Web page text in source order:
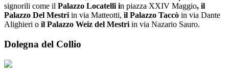
signorili come il Palazzo Locatelli in piazza XXIV Maggio, il
Palazzo Del Mestri in via Matteotti, il Palazzo Taccò in via Dante
Alighieri o il Palazzo Weiz del Mestri in via Nazario Sauro.
Dolegna del Collio